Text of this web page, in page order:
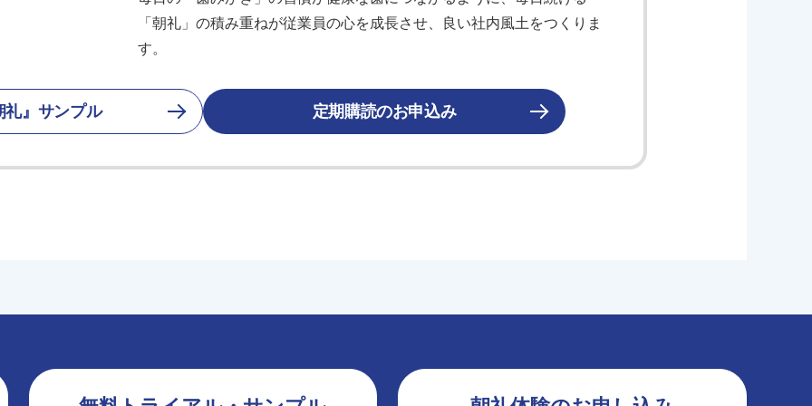
「朝礼」の積み重ねが従業員の心を成長させ、良い社内風土をつくりま
す。
礼』サンプル 定期購読のお申込み